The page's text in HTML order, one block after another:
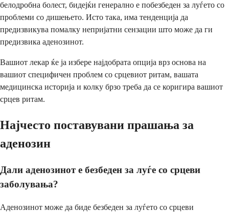
белодробна болест, бидејќи генерално е побезбеден за луѓето со
проблеми со дишењето. Исто така, има тенденција да
предизвикува помалку непријатни сензации што може да ги
предизвика аденозинот.
Вашиот лекар ќе ја избере најдобрата опција врз основа на
вашиот специфичен проблем со срцевиот ритам, вашата
медицинска историја и колку брзо треба да се коригира вашиот
срцев ритам.
Најчесто поставувани прашања за
аденозин
Дали аденозинот е безбеден за луѓе со срцеви
заболувања?
Аденозинот може да биде безбеден за луѓето со срцеви